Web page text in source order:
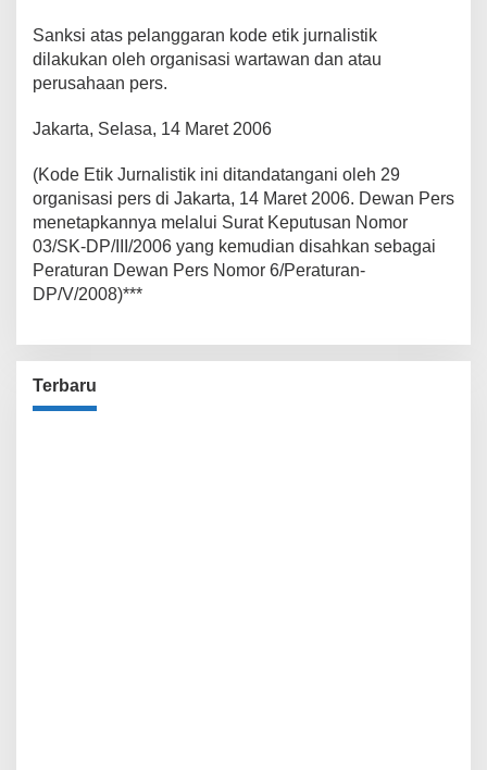
Sanksi atas pelanggaran kode etik jurnalistik
dilakukan oleh organisasi wartawan dan atau
perusahaan pers.
Jakarta, Selasa, 14 Maret 2006
(Kode Etik Jurnalistik ini ditandatangani oleh 29
organisasi pers di Jakarta, 14 Maret 2006. Dewan Pers
menetapkannya melalui Surat Keputusan Nomor
03/SK-DP/III/2006 yang kemudian disahkan sebagai
Peraturan Dewan Pers Nomor 6/Peraturan-
DP/V/2008)***
Terbaru